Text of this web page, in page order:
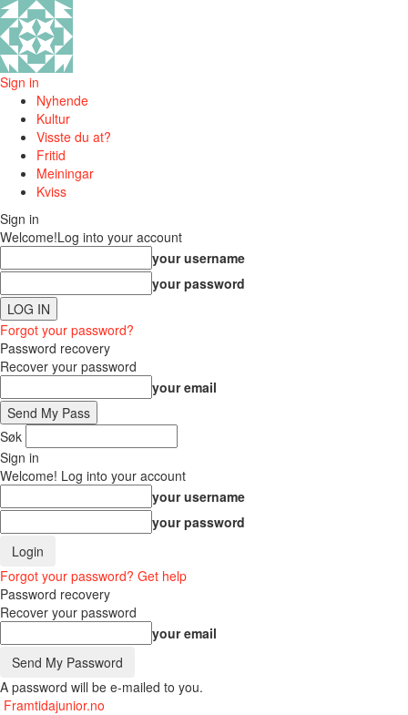
Sign in
Nyhende
Kultur
Visste du at?
Fritid
Meiningar
Kviss
Sign in
Welcome!Log into your account
your username
your password
Forgot your password?
Password recovery
Recover your password
your email
Søk
Sign in
Welcome! Log into your account
your username
your password
Forgot your password? Get help
Password recovery
Recover your password
your email
A password will be e-mailed to you.
Framtidajunior.no